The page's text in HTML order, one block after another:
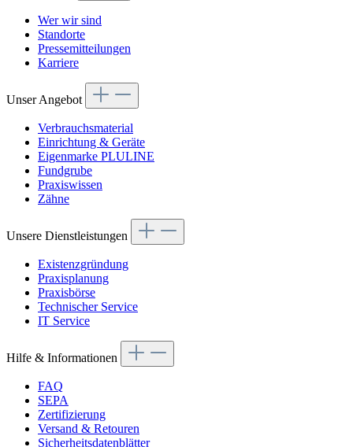
Wer wir sind
Standorte
Pressemitteilungen
Karriere
Unser Angebot
Verbrauchsmaterial
Einrichtung & Geräte
Eigenmarke PLULINE
Fundgrube
Praxiswissen
Zähne
Unsere Dienstleistungen
Existenzgründung
Praxisplanung
Praxisbörse
Technischer Service
IT Service
Hilfe & Informationen
FAQ
SEPA
Zertifizierung
Versand & Retouren
Sicherheitsdatenblätter